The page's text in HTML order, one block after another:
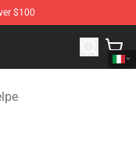
$100
Merchandise Store